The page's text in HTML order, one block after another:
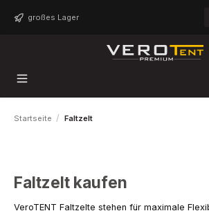
Zum Hauptinhalt springen
großes Lager
Startseite / Faltzelt
Faltzelt kaufen
VeroTENT Faltzelte stehen für maximale